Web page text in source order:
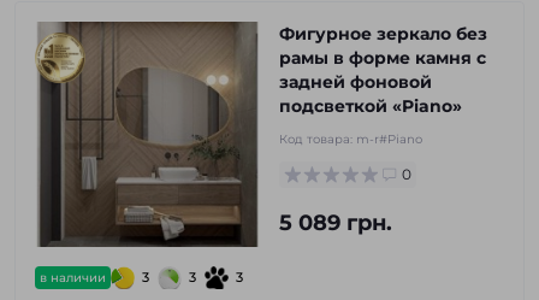
в наличии 3 3 3
Фигурное зеркало без
рамы в форме камня с
задней фоновой
подсветкой «Piano»
Код товара: m-r#Piano
0
5 089 грн.